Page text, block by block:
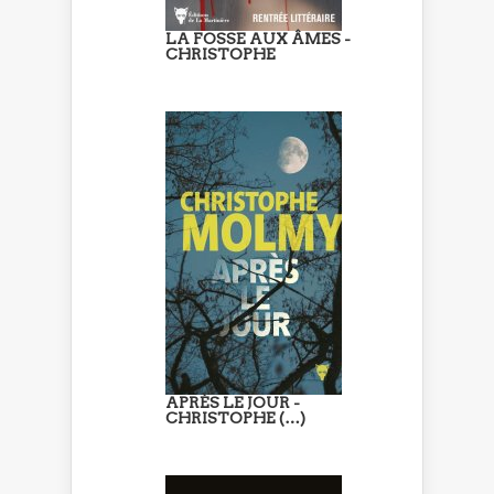
LA FOSSE AUX ÂMES -
CHRISTOPHE
APRÈS LE JOUR -
CHRISTOPHE (…)